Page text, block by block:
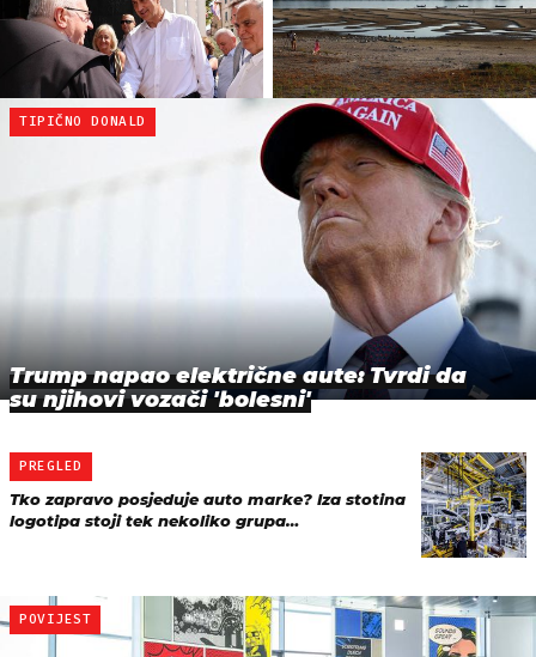
TIPIČNO DONALD
Trump napao električne aute: Tvrdi da
su njihovi vozači 'bolesni'
PREGLED
Tko zapravo posjeduje auto marke? Iza stotina
logotipa stoji tek nekoliko grupa…
POVIJEST